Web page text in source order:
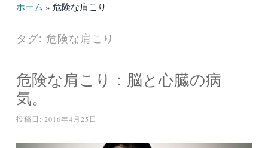
ホーム » 危険な肩こり
タグ: 危険な肩こり
危険な肩こり：脳と心臓の病
気。
投稿日: 2016年4月25日